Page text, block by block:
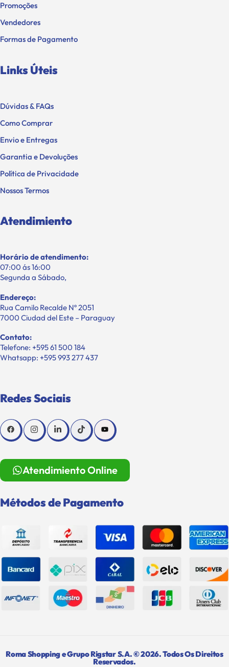
Promoções
Vendedores
Formas de Pagamento
Links Úteis
Dúvidas & FAQs
Como Comprar
Envio e Entregas
Garantia e Devoluções
Política de Privacidade
Nossos Termos
Atendimiento
Horário de atendimento:
07:00 ás 16:00
Segunda a Sábado,
Endereço:
Rua Camilo Recalde Nº 2051
7000 Ciudad del Este – Paraguay
Contato:
Telefone: +595 61 500 184
Whatsapp: +595 993 277 437
Redes Sociais
Atendimiento Online
Métodos de Pagamento
Roma Shopping e Grupo Rigstar S.A. © 2026. Todos Os Direitos
Reservados.